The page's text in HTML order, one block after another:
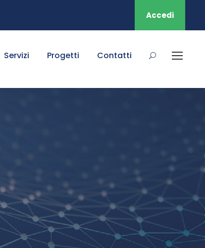
Accedi
Servizi Progetti Contatti